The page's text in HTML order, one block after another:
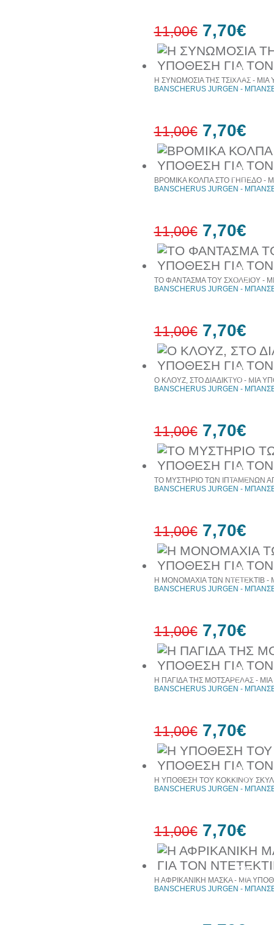
30%
έκπτωση
web
11,00€ 7,70€
30%
έκπτωση
web
Η ΣΥΝΩΜΟΣΙΑ ΤΗΣ ΤΣΙΧΛΑΣ -
BANSCHERUS JURGEN -
11,00€ 7,70€
30%
έκπτωση
web
ΒΡΟΜΙΚΑ ΚΟΛΠΑ ΣΤΟ ΓΗΠΕΔΟ -
BANSCHERUS JURGEN -
11,00€ 7,70€
30%
έκπτωση
web
ΤΟ ΦΑΝΤΑΣΜΑ ΤΟΥ ΣΧΟΛΕΙΟΥ -
BANSCHERUS JURGEN -
11,00€ 7,70€
30%
έκπτωση
web
Ο ΚΛΟΥΖ, ΣΤΟ ΔΙΑΔΙΚΤΥΟ - ΜΙΑ
BANSCHERUS JURGEN -
11,00€ 7,70€
30%
έκπτωση
web
ΤΟ ΜΥΣΤΗΡΙΟ ΤΩΝ ΙΠΤΑΜΕΝΩΝ
BANSCHERUS JURGEN -
11,00€ 7,70€
30%
έκπτωση
web
Η ΜΟΝΟΜΑΧΙΑ ΤΩΝ ΝΤΕΤΕΚΤΙΒ -
BANSCHERUS JURGEN -
11,00€ 7,70€
30%
έκπτωση
web
Η ΠΑΓΙΔΑ ΤΗΣ ΜΟΤΣΑΡΕΛΑΣ -
BANSCHERUS JURGEN -
11,00€ 7,70€
30%
έκπτωση
web
Η ΥΠΟΘΕΣΗ ΤΟΥ ΚΟΚΚΙΝΟΥ
BANSCHERUS JURGEN -
11,00€ 7,70€
Η ΑΦΡΙΚΑΝΙΚΗ ΜΑΣΚΑ - ΜΙΑ
BANSCHERUS JURGEN -